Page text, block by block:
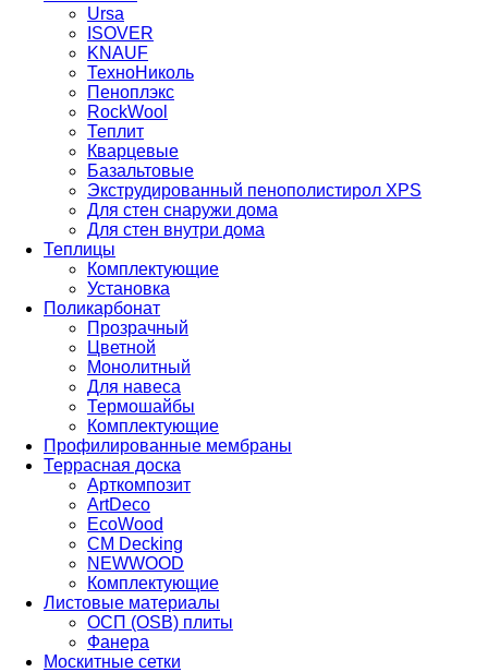
Ursa
ISOVER
KNAUF
ТехноНиколь
Пеноплэкс
RockWool
Теплит
Кварцевые
Базальтовые
Экструдированный пенополистирол XPS
Для стен снаружи дома
Для стен внутри дома
Теплицы
Комплектующие
Установка
Поликарбонат
Прозрачный
Цветной
Монолитный
Для навеса
Термошайбы
Комплектующие
Профилированные мембраны
Террасная доска
Арткомпозит
ArtDeco
EcoWood
CM Decking
NEWWOOD
Комплектующие
Листовые материалы
ОСП (OSB) плиты
Фанера
Москитные сетки